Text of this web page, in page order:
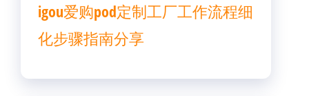
igou爱购pod定制工厂工作流程细
化步骤指南分享